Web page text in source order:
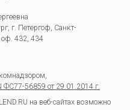
г. Петергоф Санкт-
оф. 432, 434
ФС77-56859 от 29.01.2014 г.
на веб-сайтах возможно